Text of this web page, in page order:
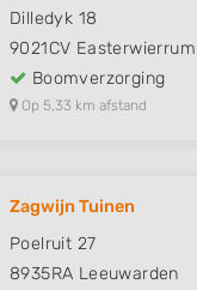
Dilledyk 18
9021CV Easterwierrum
Boomverzorging
Op 5,33 km afstand
Zagwijn Tuinen
Poelruit 27
8935RA Leeuwarden